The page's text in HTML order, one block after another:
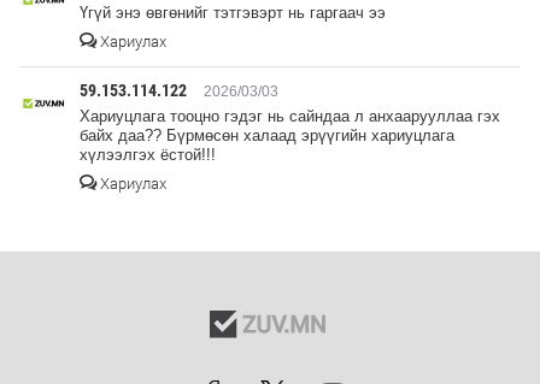
Үгүй энэ өвгөнийг тэтгэвэрт нь гаргаач ээ
Хариулах
59.153.114.122 2026/03/03
Хариуцлага тооцно гэдэг нь сайндаа л анхаарууллаа гэх
байх даа?? Бүрмөсөн халаад эрүүгийн хариуцлага
хүлээлгэх ёстой!!!
Хариулах